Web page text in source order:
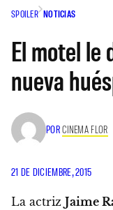
SPOILER NOTICIAS
El motel le
nueva
PORCINEMA FLOR
21 DE DICIEMBRE, 2015
La actriz Jaime